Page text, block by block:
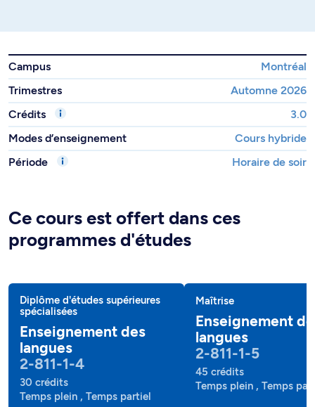
Campus
Montréal
Trimestres
Automne 2026
Crédits
3.0
Modes d’enseignement
Cours hybride
Période
Horaire de soir
Ce cours est offert dans ces
programmes d'études
Diplôme d'études supérieures
spécialisées
Enseignement des
langues
2-811-1-4
30 crédits
Temps plein , Temps partiel
Maîtrise
Enseignement
langues
2-811-1-5
45 crédits
Temps plein , Temps